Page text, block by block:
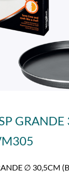
∅ 30,5CM